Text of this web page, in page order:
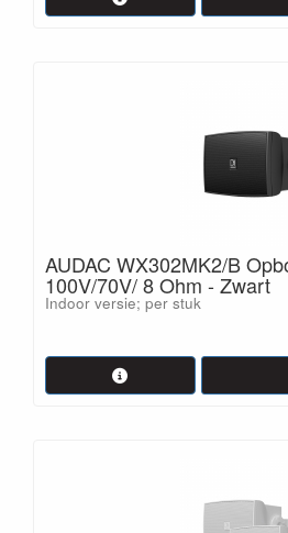
AUDAC WX302MK2/B
100V/70V/ 8 Ohm - Zwart
Indoor versie; per stuk